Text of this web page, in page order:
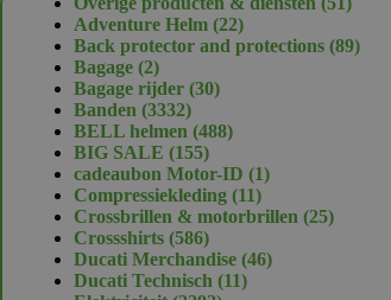
Adventure Helm 2222
producten
Back protector and protections 8989
Bagage 22
producten
Bagage rijder 3030
Banden 33323332
producten
BELL helmen 488488
BIG SALE 155155
producten
cadeaubon Motor-ID 11
Compressiekleding 1111
producten
Crossbrillen & motorbrillen 2525
Crossshirts 586586
producten
Ducati Merchandise 4646
Ducati Technisch 1111